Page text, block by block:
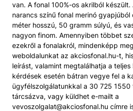
van. A fonal 100%-os akrilból készült.
narancs színű fonal merinó
méter hosszú, 50 gramm súlyú, és
nagyon finom. Amennyiben többet
ezekről a fonalakról, mindenképp
weboldalunkat az akciosfonal.hu-t,
leírást, valamint megtalálhatja a
kérdések esetén bátran vegye fel a
ügyfélszolgálatunkkal a 30 725 1550
tárcsázva, vagy küldhet e-mailt a
vevoszolgalat@akciosfonal.hu címre